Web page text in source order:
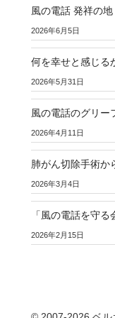
風の電話 発祥の
2026年6月5日
何を幸せと感じる
2026年5月31日
風の電話のグリー
2026年4月11日
肺がん切除手術か
2026年3月4日
「風の電話を守
2026年2月15日